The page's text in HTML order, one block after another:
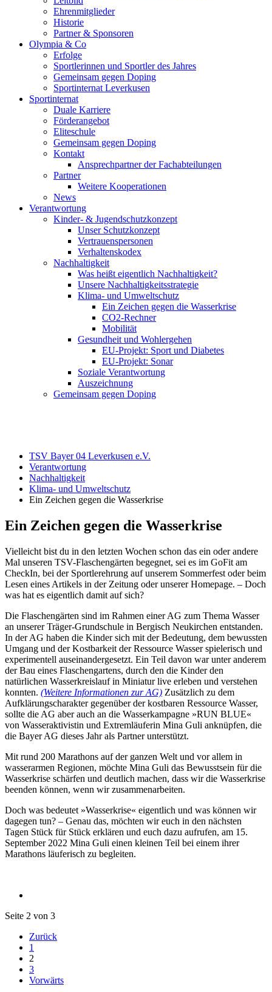
Ehrenmitglieder
Historie
Partner & Sponsoren
Olympia & Co
Erfolge
Sportlerinnen und Sportler des Jahres
Gemeinsam gegen Doping
Sportinternat Leverkusen
Sportinternat
Duale Karriere
Förderangebot
Eliteschule
Gemeinsam gegen Doping
Kontakt
Ansprechpartner der Fachabteilungen
Partner
Weitere Kooperationen
News
Verantwortung
Kinder- & Jugendschutzkonzept
Unser Schutzkonzept
Vertrauenspersonen
Verhaltenskodex
Nachhaltigkeit
Was heißt eigentlich Nachhaltigkeit?
Unsere Nachhaltigkeitsstrategie
Klima- und Umweltschutz
Ein Zeichen gegen die Wasserkrise
CO2-Rechner
Mobilität
Gesundheit und Wohlergehen
EU-Projekt: Sport und Diabetes
EU-Projekt: Sonar
Soziale Verantwortung
Auszeichnung
Gemeinsam gegen Doping
TSV Bayer 04 Leverkusen e.V.
Verantwortung
Nachhaltigkeit
Klima- und Umweltschutz
Ein Zeichen gegen die Wasserkrise
Ein Zeichen gegen die Wasserkrise
Vielleicht bist du in den letzten Wochen schon das ein oder andere
Mal unseren TSV-Flaschengärten begegnet, sei es im GoFit am
CheckIn, bei der Sportlerehrung auf unserem Sommerfest oder beim
Lesen eines Artikels in der Zeitung oder unserer Homepage. – Doch
was hat es eigentlich damit auf sich?
Die Flaschengärten sind im Rahmen einer AG zum Thema Wasser
an unserer Träger-Grundschule in Bergisch Neukirchen entstanden.
In der AG haben die Kinder sich mit der Bedeutung, dem bewussten
Umgang und der Kostbarkeit der Ressource Wasser spielerisch und
experimentell auseinandergesetzt. Ein Teil davon war unter anderem
der Bau eines Flaschengartens, durch den die Kinder den
natürlichen Wasserkreislauf in Miniatur live erleben und verstehen
konnten. (Weitere Informationen zur AG) Zusätzlich zu dem
Aufklärungscharakter gegenüber der kostbaren Ressource Wasser,
sollte die AG aber auch an die Wasserkampagne »RUN BLUE«
von Wasseraktivistin und Extremläuferin Mina Guli anknüpfen, die
die Bayer AG dieses Jahr als Partner unterstützt.
Mit rund 200 Marathons auf der ganzen Welt und vor allem in
wasserarmen Regionen, möchte Mina Guli das Bewusstsein für die
Wasserkrise schärfen und deutlich machen, dass wir die Wasserkrise
beenden können, wenn wir zusammenarbeiten.
Doch was bedeutet »Wasserkrise« eigentlich und was können wir
dagegen tun? – Genau das, möchten wir euch in den nächsten
Tagen Stück für Stück erklären und euch dazu aufrufen, am 15.
September 2022 Mina Guli einen kleinen Teil bei einem ihrer
Marathons läuferisch zu begleiten.
Seite 2 von 3
Zurück
1
2
3
Vorwärts